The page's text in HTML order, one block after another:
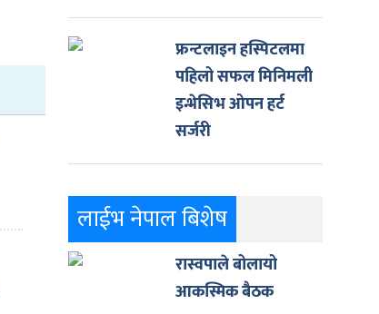
फ्रन्टलाइन हस्पिटलमा
पहिलो सफल मिनिमली
इन्भेसिभ ओपन हर्ट
सर्जरी
लाईभ नेपाल बिशेष
रास्वपाले बोलायो
आकस्मिक बैठक